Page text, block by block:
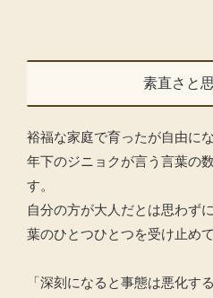
素直さと
裕福な家庭で育ったが自由に
年下のジニョクが言う言葉の
す。
自分の方が大人だとは思わず
葉のひとつひとつを受け止め
「深刻になると事態は悪化す